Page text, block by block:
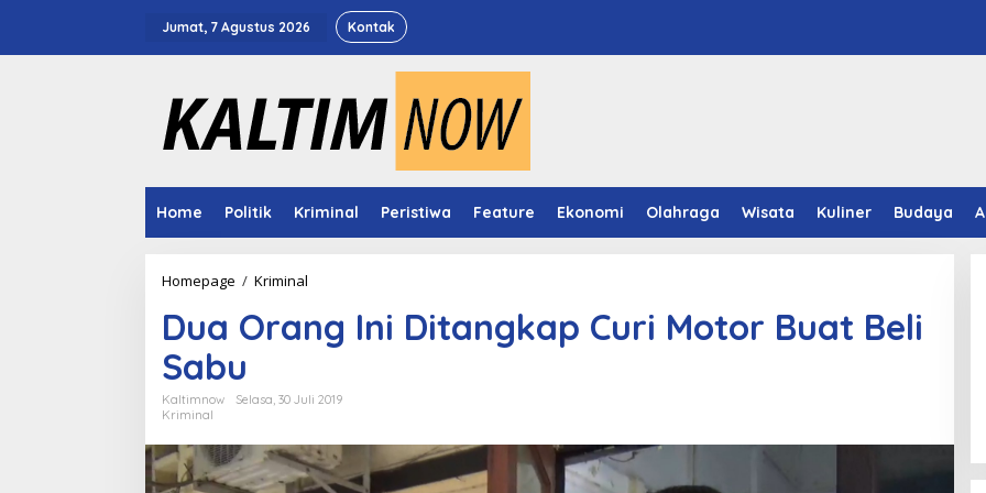
Jumat, 7 Agustus 2026 Kontak
Home Politik Kriminal Peristiwa Feature Ekonomi Olahraga Wisata Kuliner Budaya
Homepage / Kriminal
Ini
Ditangkap
Buat
Dua Orang Ini Ditangkap Curi Motor Buat Beli
Sabu
Kaltimnow
Selasa, 30 Juli 2019
Kriminal